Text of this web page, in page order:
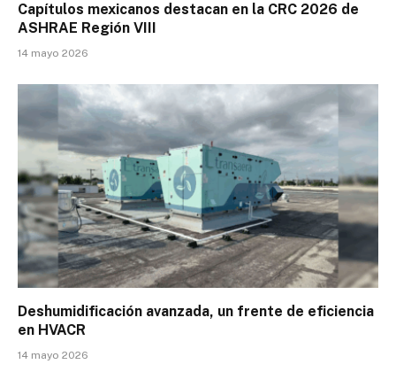
Capítulos mexicanos destacan en la CRC 2026 de
ASHRAE Región VIII
14 mayo 2026
Deshumidificación avanzada, un frente de eficiencia
en HVACR
14 mayo 2026